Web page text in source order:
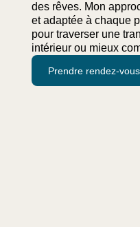
des rêves. Mon
et adaptée à chaque
pour traverser une
intérieur ou mieux
Prendre rendez-vous